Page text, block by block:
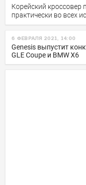
Корейский кроссовер
практически во всех
6 ФЕВРАЛЯ 2021, 14:00
Genesis выпустит
GLE Coupe и BMW X6